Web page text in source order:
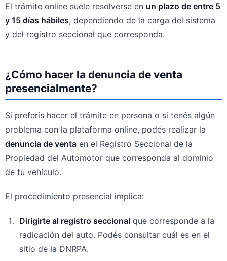
El trámite online suele resolverse en un plazo de entre 5
y 15 días hábiles, dependiendo de la carga del sistema
y del registro seccional que corresponda.
¿Cómo hacer la denuncia de venta
presencialmente?
Si preferís hacer el trámite en persona o si tenés algún
problema con la plataforma online, podés realizar la
denuncia de venta en el Registro Seccional de la
Propiedad del Automotor que corresponda al dominio
de tu vehículo.
El procedimiento presencial implica:
Dirigirte al registro seccional que corresponde a la
radicación del auto. Podés consultar cuál es en el
sitio de la DNRPA.